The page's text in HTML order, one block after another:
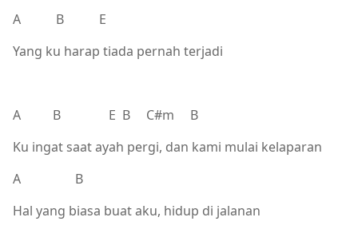
A B E
Yang ku harap tiada pernah terjadi
A B E B C#m B
Ku ingat saat ayah pergi, dan kami mulai kelaparan
A B
Hal yang biasa buat aku, hidup di jalanan